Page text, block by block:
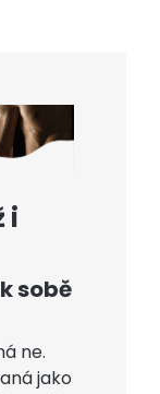
i
sobě
ne.
jako